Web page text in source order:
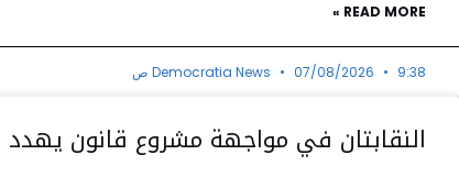
READ MORE »
Democratia News 07/08/2026 9:38 ص
النقابتان في مواجهة مشروع قانون يهدد